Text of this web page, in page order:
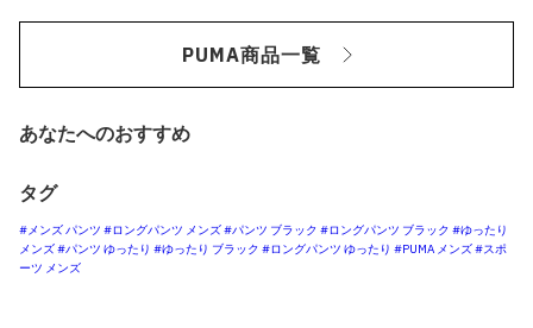
PUMA商品一覧
あなたへのおすすめ
タグ
#メンズ パンツ #ロングパンツ メンズ#パンツ ブラック #ロングパンツ ブラック #ゆったり
メンズ#パンツ ゆったり #ゆったり ブラック #ロングパンツ ゆったり #PUMA メンズ#スポ
ーツ メンズ